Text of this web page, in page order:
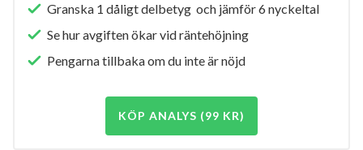
Granska 1 dåligt delbetyg och jämför 6 nyckeltal
Se hur avgiften ökar vid räntehöjning
Pengarna tillbaka om du inte är nöjd
KÖP ANALYS (99 KR)